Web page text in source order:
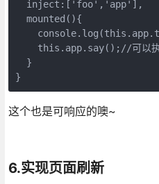
  inject:['foo','app'],
  mounted(){
this.app.say();//可以
  }
}
这个也是可响应的噢~
6.实现页面刷新